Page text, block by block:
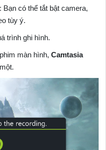
Bạn có thể tắt bật camera,
tùy ý.
trình ghi hình.
màn hình, Camtasia